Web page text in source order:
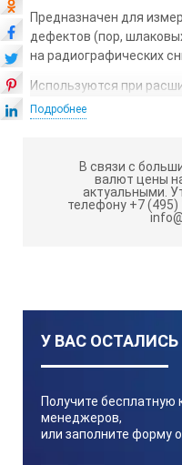
Предназначен для
дефектов (пор,
на радиографических
Используются при
при обучении
несплошностей – 0,1 –
службы.
Гарантийный срок
Трафарет поставляется
предварительного
Подробнее
В связи с
валют цены
актуальными.
телефону +7 (495)
У ВАС
Получите бесплатную
менеджеров,
или заполните форму